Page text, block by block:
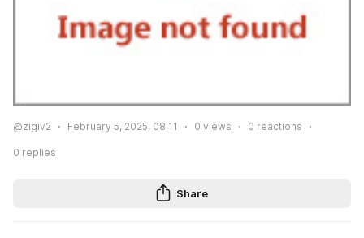
@zigiv2 February 5, 2025, 08:11 0 views 0 reactions
0 replies
Share